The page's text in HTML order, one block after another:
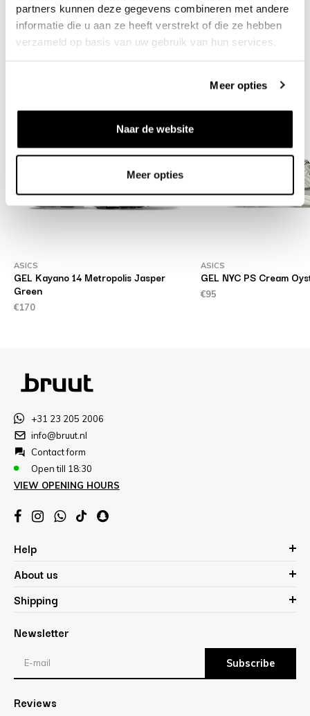
partners kunnen deze gegevens combineren met andere
informatie die u aan ze heeft verstrekt of die ze hebben
verzameld op basis van uw gebruik van hun services.
Meer opties
Naar de website
Meer opties
Shipment and returns
Related products
ASICS
GEL Kayano 14 Metropolis Jasper
Green
€170
ASICS
GEL NYC PS Cream
€95
+31 23 205 2006
info@bruut.nl
Contact form
Open till 18:30
VIEW OPENING HOURS
Help
About us
Shipping
Newsletter
Subscribe
Reviews